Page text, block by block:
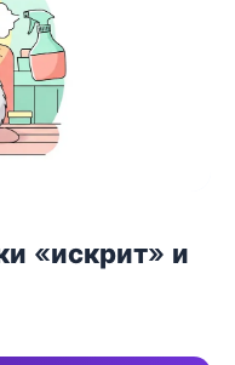
«искрит» и